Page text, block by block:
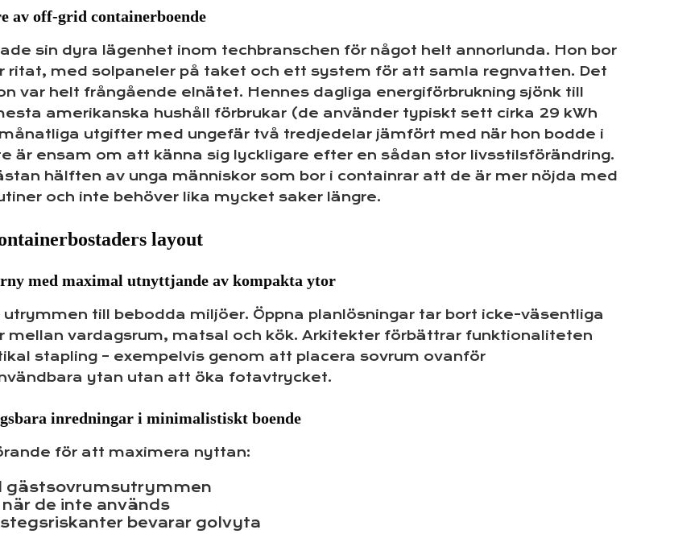
av off-grid containerboende
sin dyra lägenhet inom techbranschen för något helt annorlunda. Hon bor
ritat, med solpaneler på taket och ett system för att samla regnvatten. Det
var helt frångående elnätet. Hennes dagliga energiförbrukning sjönk till
amerikanska hushåll förbrukar (de använder typiskt sett cirka 29 kWh
utgifter med ungefär två tredjedelar jämfört med när hon bodde i
är ensam om att känna sig lyckligare efter en sådan stor livsstilsförändring.
hälften av unga människor som bor i containrar att de är mer nöjda med
och inte behöver lika mycket saker längre.
layout
med maximal utnyttjande av kompakta ytor
till bebodda miljöer. Öppna planlösningar tar bort icke-väsentliga
mellan vardagsrum, matsal och kök. Arkitekter förbättrar funktionaliteten
stapling – exempelvis genom att placera sovrum ovanför
ytan utan att öka fotavtrycket.
inredningar i minimalistiskt boende
för att maximera nyttan:
gästsovrumsutrymmen
de inte används
bevarar golvyta